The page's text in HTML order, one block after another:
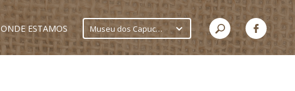
ONDE ESTAMOS Museu dos Capuchinhos